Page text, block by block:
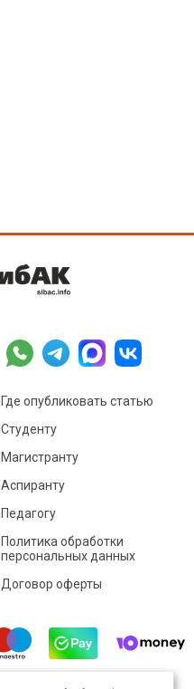
Где опубликовать статью
Студенту
Магистранту
Аспиранту
Педагогу
Политика обработки
персональных данных
Договор оферты